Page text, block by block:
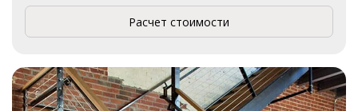
Расчет стоимости